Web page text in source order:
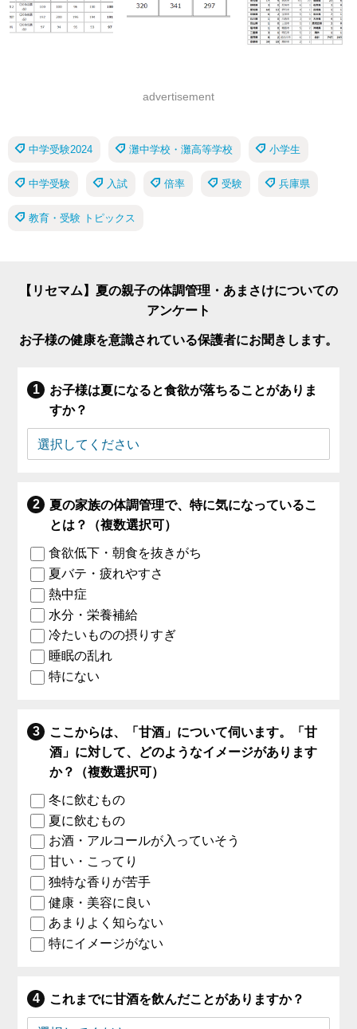
advertisement
中学受験2024 灘中学校・灘高等学校 小学生
中学受験 入試 倍率 受験 兵庫県
教育・受験 トピックス
【リセマム】夏の親子の体調管理・あまさけについての
アンケート
お子様の健康を意識されている保護者にお聞きします。
お子様は夏になると食欲が落ちることがありま
すか？
夏の家族の体調管理で、特に気になっているこ
とは？（複数選択可）
食欲低下・朝食を抜きがち
夏バテ・疲れやすさ
熱中症
水分・栄養補給
冷たいものの摂りすぎ
睡眠の乱れ
特にない
ここからは、「甘酒」について伺います。「甘
酒」に対して、どのようなイメージがあります
か？（複数選択可）
冬に飲むもの
夏に飲むもの
お酒・アルコールが入っていそう
甘い・こってり
独特な香りが苦手
健康・美容に良い
あまりよく知らない
特にイメージがない
これまでに甘酒を飲んだことがありますか？